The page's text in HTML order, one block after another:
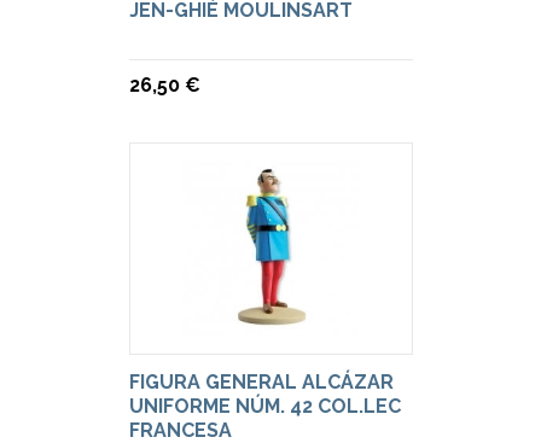
JEN-GHIÉ MOULINSART
26,50 €
FIGURA GENERAL ALCÁZAR
UNIFORME NÚM. 42 COL.LEC
FRANCESA